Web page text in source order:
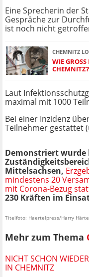
Eine Sprecherin der
Gespräche zur
ist noch nicht
CHEMNITZ
WIE GROSS
HEMNITZ?
Laut
maximal mit 1000
Bei einer Inzidenz
Teilnehmer gestattet
Demonstriert wurde
Mittelsachsen,
mindestens 20
mit Corona-Bezug
230 Kräften im
Titelfoto: Haertelpress/Harry
Mehr zum Thema
NICHT SCHON
IN CHEMNITZ